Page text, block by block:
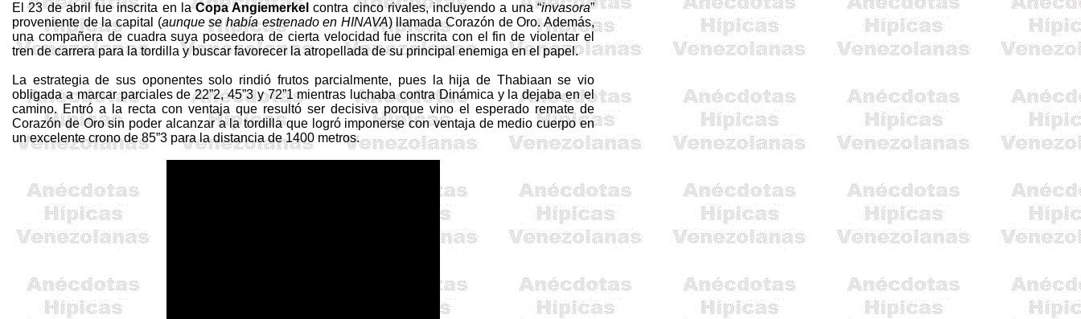
El 23 de abril fue inscrita en laCopaAngiemerkel contra cinco rivales, incluyendo a una “invasora”
proveniente de la capital (aunque se había estrenado en HINAVA) llamada Corazón de Oro. Además,
una compañera de cuadra suya poseedora de cierta velocidad fue inscrita con el fin de violentar el
tren de carrera para la tordilla y buscar favorecer la atropellada de su principal enemiga en el papel.
La estrategia de sus oponentes solo rindió frutos parcialmente, pues la hija de Thabiaan se vio
obligada a marcar parciales de 22”2, 45”3 y 72”1 mientras luchaba contra Dinámica y la dejaba en el
camino. Entró a la recta con ventaja que resultó ser decisiva porque vino el esperado remate de
Corazón de Oro sin poder alcanzar a la tordilla que logró imponerse con ventaja de medio cuerpo en
un excelente crono de 85”3 para la distancia de 1400 metros.